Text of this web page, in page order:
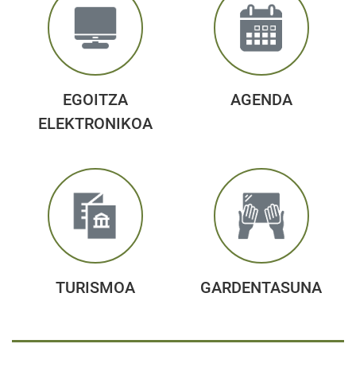
EGOITZA
ELEKTRONIKOA
AGENDA
TURISMOA GARDENTASUNA